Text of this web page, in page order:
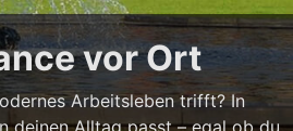
vor Ort
Arbeitsleben trifft? In